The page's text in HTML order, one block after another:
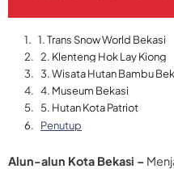
1. Trans Snow World Bekasi
2. Klenteng Hok Lay Kiong
3. Wisata Hutan Bambu
4. Museum Bekasi
5. Hutan Kota Patriot
Penutup
Alun-alun Kota Bekasi –